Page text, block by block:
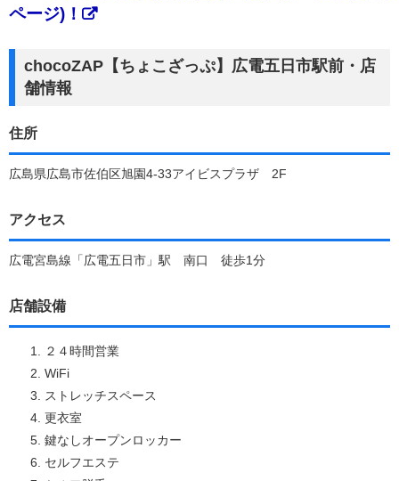
ページ)！
chocoZAP【ちょこざっぷ】広電五日市駅前・店
舗情報
住所
広島県広島市佐伯区旭園4-33アイビスプラザ 2F
アクセス
広電宮島線「広電五日市」駅 南口 徒歩1分
店舗設備
２４時間営業
WiFi
ストレッチスペース
更衣室
鍵なしオープンロッカー
セルフエステ